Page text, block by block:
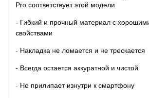
Pro соответствует этой модели
- Гибкий и прочный материал с
свойствами
- Накладка не ломается и не трескается
- Всегда остается аккуратной и чистой
- Не прилипает изнутри к смартфону